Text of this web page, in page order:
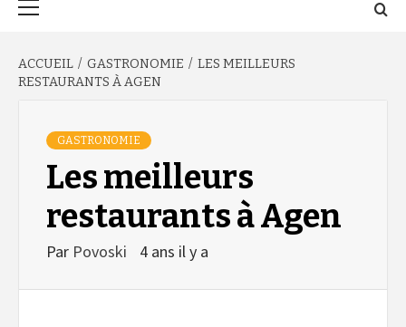
ACCUEIL GASTRONOMIE
LES MEILLEURS
RESTAURANTS À AGEN
GASTRONOMIE
Les meilleurs
restaurants à Agen
Par Povoski 4 ans il y a